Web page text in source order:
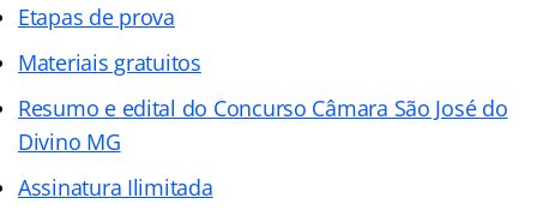
Etapas de prova
Materiais gratuitos
Resumo e edital do Concurso Câmara São José do
Divino MG
Assinatura Ilimitada